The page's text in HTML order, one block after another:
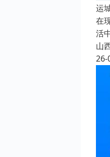
运
在
活
山
26-